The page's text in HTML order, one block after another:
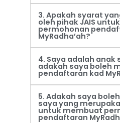
3. Apakah syarat
oleh pihak JAIS
permohonan
MyRadha’ah?
4. Saya adalah anak
adakah saya boleh
pendaftaran kad
5. Adakah saya
saya yang
untuk membuat
pendaftaran